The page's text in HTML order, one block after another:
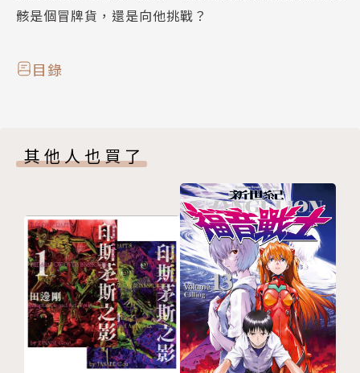
骸是個冒牌貨，還是向他挑戰？
目錄
其他人也買了